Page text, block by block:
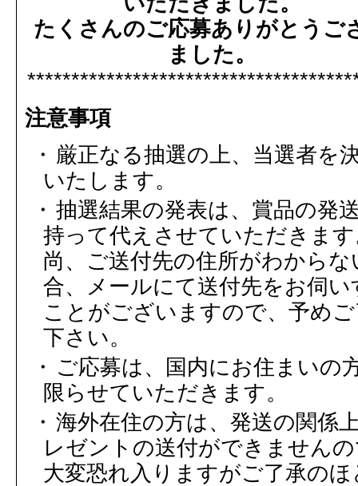
たくさんのご応募ありがとうご
ました。
注意事項
厳正なる抽選の上、当選者を
いたします。
抽選結果の発表は、賞品の発
持って代えさせていただきま
尚、ご送付先の住所がわからな
合、メールにて送付先をお伺い
ことがございますので、予め
下さい。
ご応募は、国内にお住まいの
限らせていただきます。
海外在住の方は、発送の関係
レゼントの送付ができません
大変恐れ入りますがご了承のほ